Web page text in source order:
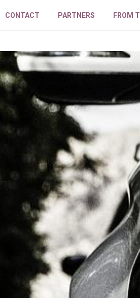
CONTACT PARTNERS FROM